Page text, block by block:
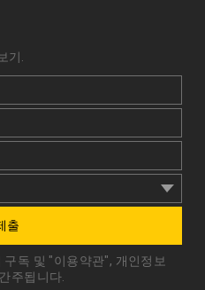
기.
출
구독 및 "이용약관", 개인정보
주됩니다.